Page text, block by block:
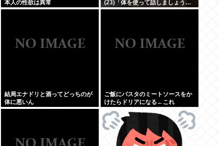
本人の性欲は異常
(23)「体を使って話しましょう…
結局エナドリと酒ってどっちのが
体に悪いん
ご飯にパスタのミートソースをか
けたらドリアになる←これ